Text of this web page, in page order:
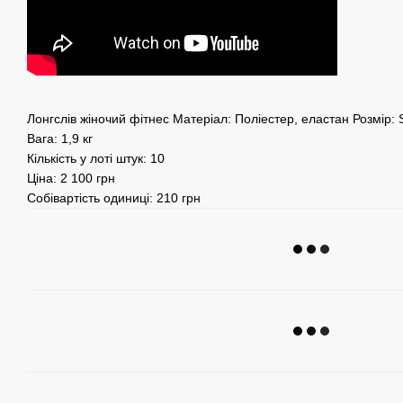
Лонгслів жіночий фітнес Матеріал: Поліестер, еластан
Вага: 1,9 кг
Кількість у лоті штук: 10
Ціна: 2 100 грн
Собівартість одиниці: 210 грн